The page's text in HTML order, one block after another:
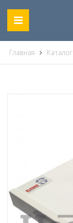
Главная Каталог